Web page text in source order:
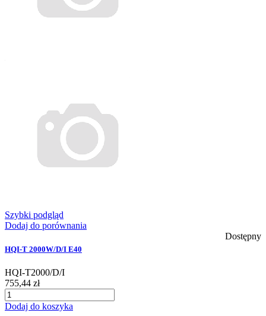
Szybki podgląd
Dodaj do porównania
Dostępny
HQI-T 2000W/D/I E40
HQI-T2000/D/I
755,44 zł
Dodaj do koszyka